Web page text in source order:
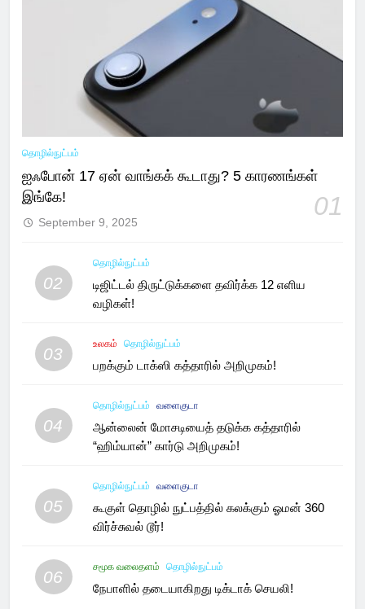
தொழில்நுட்பம்
ஐஃபோன் 17 ஏன் வாங்கக் கூடாது? 5 காரணங்கள்
இங்கே!
01
September 9, 2025
02
தொழில்நுட்பம்
டிஜிட்டல் திருட்டுக்களை தவிர்க்க 12 எளிய
வழிகள்!
03
உலகம் தொழில்நுட்பம்
பறக்கும் டாக்ஸி கத்தாரில் அறிமுகம்!
04
தொழில்நுட்பம் வளைகுடா
ஆன்லைன் மோசடியைத் தடுக்க கத்தாரில்
“ஹிம்யான்” கார்டு அறிமுகம்!
05
தொழில்நுட்பம் வளைகுடா
கூகுள் தொழில் நுட்பத்தில் கலக்கும் ஓமன் 360
விர்ச்சுவல் டூர்!
06
சமூக வலைதளம் தொழில்நுட்பம்
நேபாளில் தடையாகிறது டிக்டாக் செயலி!